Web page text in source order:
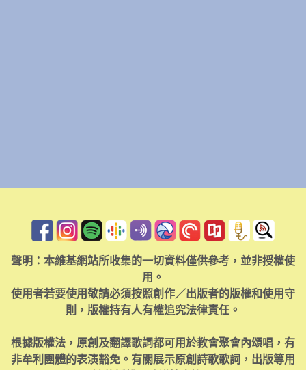
聲明：本維基網站所收集的一切資料僅供參考，並非授權使
用。
使用者若要使用敬請必須按照創作／出版者的版權和使用守
則，版權持有人有權追究法律責任。
根據版權法，原創及翻譯歌詞都可用於教會聚會內頌唱，有
非牟利團體的表演豁免。有關展示原創詩歌歌詞，出版等用